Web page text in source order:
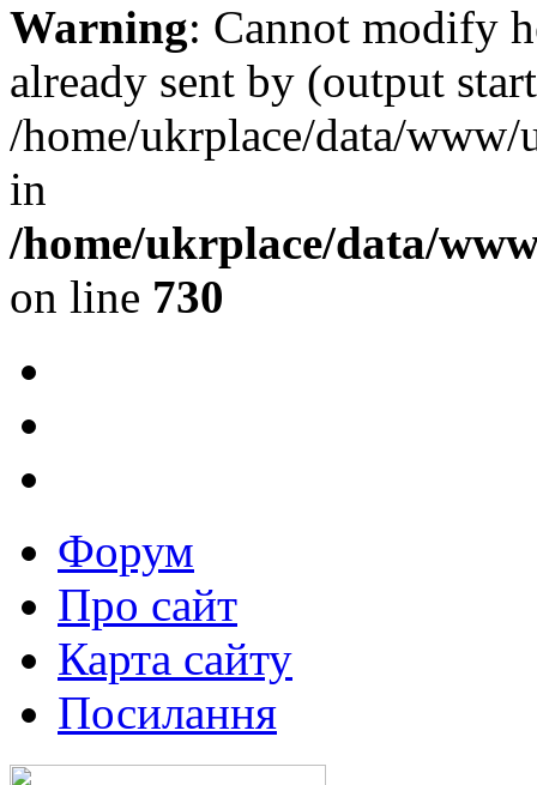
Warning: Cannot modify
already sent by (output
/home/ukrplace/data/
in
/home/ukrplace/data/
on line 730
Форум
Про сайт
Карта сайту
Посилання